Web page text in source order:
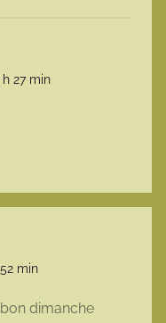
27 min
min
dimanche